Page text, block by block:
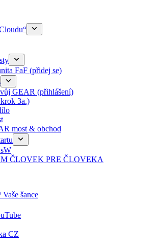
FaF (přidej se)
GEAR (přihlášení)
3a.)
most & obchod
ČLOVEK PRE ČLOVEKA
šance